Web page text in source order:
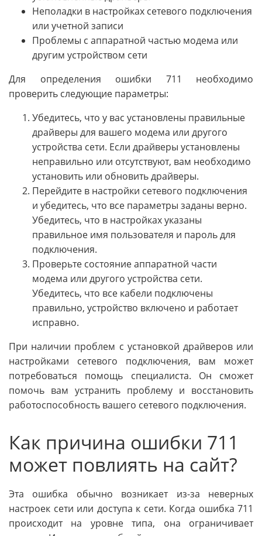
Неполадки в настройках сетевого подключения
или учетной записи
Проблемы с аппаратной частью модема или
другим устройством сети
Для определения ошибки 711 необходимо
проверить следующие параметры:
Убедитесь, что у вас установлены правильные
драйверы для вашего модема или другого
устройства сети. Если драйверы установлены
неправильно или отсутствуют, вам необходимо
установить или обновить драйверы.
Перейдите в настройки сетевого подключения
и убедитесь, что все параметры заданы верно.
Убедитесь, что в настройках указаны
правильное имя пользователя и пароль для
подключения.
Проверьте состояние аппаратной части
модема или другого устройства сети.
Убедитесь, что все кабели подключены
правильно, устройство включено и работает
исправно.
При наличии проблем с установкой драйверов или
настройками сетевого подключения, вам может
потребоваться помощь специалиста. Он сможет
помочь вам устранить проблему и восстановить
работоспособность вашего сетевого подключения.
Как причина ошибки 711
может повлиять на сайт?
Эта ошибка обычно возникает из-за неверных
настроек сети или доступа к сети. Когда ошибка 711
происходит на уровне типа, она ограничивает